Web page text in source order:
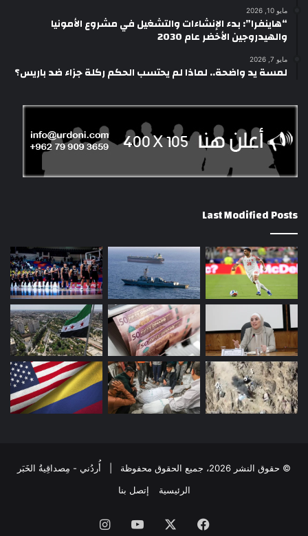
مايو 10, 2026
“هاينفرا”: بدء الإنشاءات والتشغيل في مشروع الأمونيا
والهيدروجين الأخضر عام 2030
مايو 7, 2026
لمسة يد واضحة.. لماذا لم يحتسب الحكم ركلة جزاء ضد باريس؟
Last Modified Posts
© حقوق النشر 2026، جميع الحقوق محفوظة | أُردُني - مِصداقِيةُ الخَبَر
الرئيسية
إتصل بنا
فيسبوك ‫YouTube